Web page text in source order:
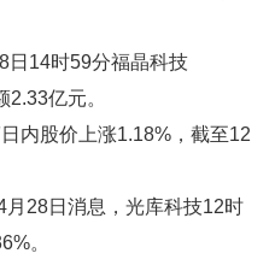
日14时59分福晶科技
亿元。
内股价上涨1.18%，截至12
28日消息，光库科技12时
。